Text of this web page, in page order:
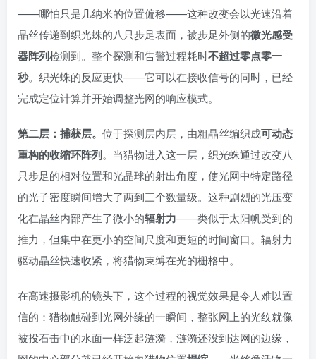
——哪怕只是几纳米的位置偏移——这种改变会以光速沿着
晶丝传递到织光蛛的八只步足表面，被步足外侧的微光感受
器阵列检测到。整个探测和告警过程耗时不超过零点零一
秒。织光蛛的反应更快——它可以在接收信号的同时，已经
完成定位计算并开始调整光网的响应模式。
第二层：捕获层。 位于探测层内层，由粗晶丝编织成可动态
重构的收缩环阵列。当猎物进入这一层，织光蛛通过改变八
只步足的相对位置和光晶球的射出角度，使光网中特定路径
的光子密度瞬间增大了两到三个数量级。这种剧烈的光压变
化在晶丝内部产生了微小的辐射力——类似于太阳帆受到的
推力，但集中在更小的空间尺度和更短的时间窗口。辐射力
驱动晶丝快速收紧，将猎物束缚在光的栅格中。
在高速摄影机的镜头下，这个过程的视觉效果是令人难以置
信的：猎物触碰到光网外缘的一瞬间，整张网上的光纹就像
被投石击中的水面一样泛起涟漪，涟漪还没到达网的边缘，